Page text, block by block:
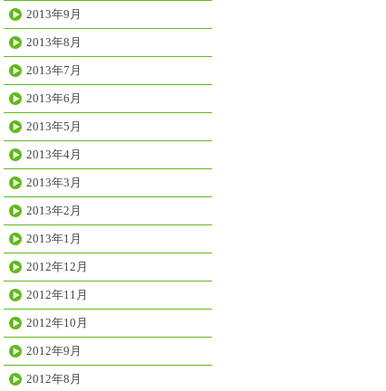
2013年9月
2013年8月
2013年7月
2013年6月
2013年5月
2013年4月
2013年3月
2013年2月
2013年1月
2012年12月
2012年11月
2012年10月
2012年9月
2012年8月